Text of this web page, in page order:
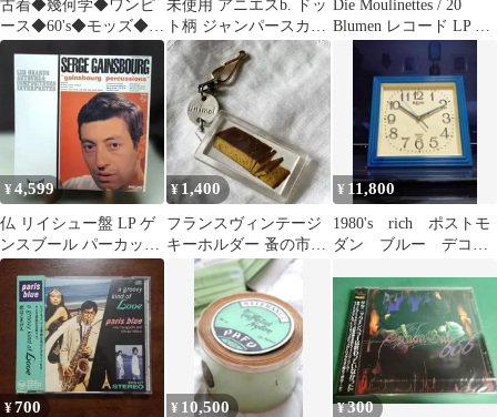
古着◆幾何学◆ワンピ
ース◆60's◆モッズ◆フ
レンチポップ◆昭和レ
トロ
未使用 アニエスb. ドッ
ト柄 ジャンパースカー
ト ヴィンテージ アーカ
イブ
Die Moulinettes / 20
Blumen レコード LP ポ
¥4,599
仏 リイシュー盤 LP ゲ
ンスブール パーカッシ
ョン レコード
¥ 1,400
フランスヴィンテージ
キーホルダー 蚤の市
Unimel ハチミツ 60s
¥ 11,800
1980's rich ポストモ
ダン ブルー デコ
¥700 ¥ 10,500 ¥300